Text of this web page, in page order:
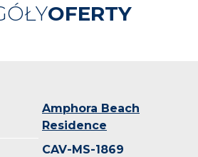
OFERTY
Amphora Beach
Residence
CAV-MS-1869